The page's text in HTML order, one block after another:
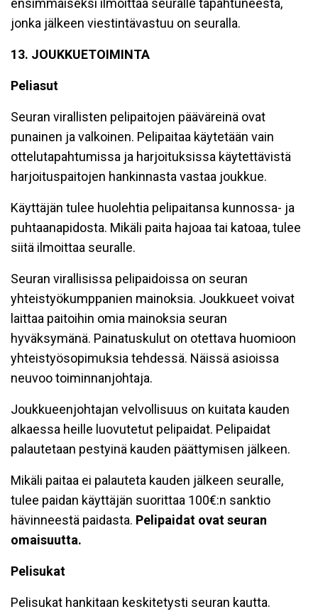
ensimmäiseksi ilmoittaa seuralle tapahtuneesta,
jonka jälkeen viestintävastuu on seuralla.
13. JOUKKUETOIMINTA
Peliasut
Seuran virallisten pelipaitojen pääväreinä ovat
punainen ja valkoinen. Pelipaitaa käytetään vain
ottelutapahtumissa ja harjoituksissa käytettävistä
harjoituspaitojen hankinnasta vastaa joukkue.
Käyttäjän tulee huolehtia pelipaitansa kunnossa- ja
puhtaanapidosta. Mikäli paita hajoaa tai katoaa, tulee
siitä ilmoittaa seuralle.
Seuran virallisissa pelipaidoissa on seuran
yhteistyökumppanien mainoksia. Joukkueet voivat
laittaa paitoihin omia mainoksia seuran
hyväksymänä. Painatuskulut on otettava huomioon
yhteistyösopimuksia tehdessä. Näissä asioissa
neuvoo toiminnanjohtaja.
Joukkueenjohtajan velvollisuus on kuitata kauden
alkaessa heille luovutetut pelipaidat. Pelipaidat
palautetaan pestyinä kauden päättymisen jälkeen.
Mikäli paitaa ei palauteta kauden jälkeen seuralle,
tulee paidan käyttäjän suorittaa 100€:n sanktio
hävinneestä paidasta. Pelipaidat ovat seuran
omaisuutta.
Pelisukat
Pelisukat hankitaan keskitetysti seuran kautta.